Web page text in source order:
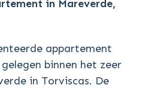
in Mareverde,
appartement
binnen het zeer
in Torviscas. De